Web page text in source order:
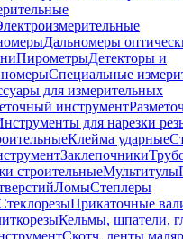
Дальномеры
ПирометрыДетекторы и
Специальные
для измерительных
инструмент
для нарезки
Клейма ударные
Заклепочники
строительныеМультитулы
ЛомыСтеплеры
Прикаточные
Кельмы, шпатели,
Скотч, ленты